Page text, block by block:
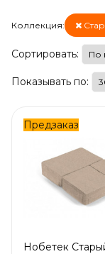
Сортировать:
Показывать по:
Коллекция:
Предзаказ
Нобетек